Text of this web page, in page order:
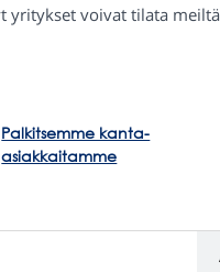
yritykset voivat tilata
Palkitsemme kanta-
asiakkaitamme